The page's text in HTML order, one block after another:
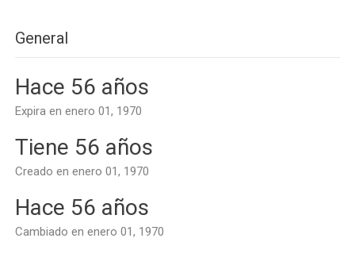
General
Hace 56 años
Expira en enero 01, 1970
Tiene 56 años
Creado en enero 01, 1970
Hace 56 años
Cambiado en enero 01, 1970